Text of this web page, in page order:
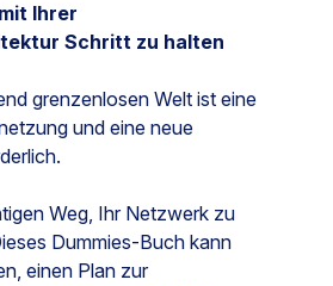
Ihrer
Schritt zu halten
grenzenlosen Welt ist eine
und eine neue
Weg, Ihr Netzwerk zu
Dummies-Buch kann
einen Plan zur